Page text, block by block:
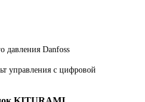
давления Danfoss
управления с цифровой